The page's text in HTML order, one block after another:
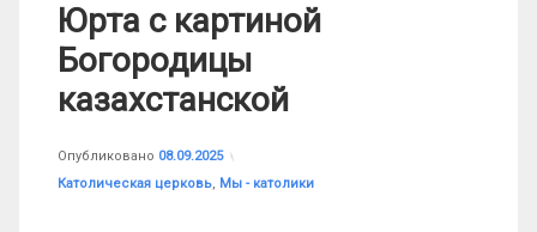
Юрта с картиной
Богородицы
казахстанской
Опубликовано 08.09.2025
Рубрики:
Католическая церковь, Мы - католики